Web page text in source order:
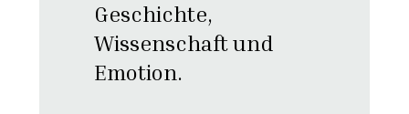
Geschichte,
Wissenschaft und
Emotion.